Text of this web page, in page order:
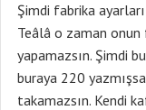
Şimdi fabrika
Teâlâ o zaman onun
yapamazsın. Şimdi
buraya 220
takamazsın. Kendi